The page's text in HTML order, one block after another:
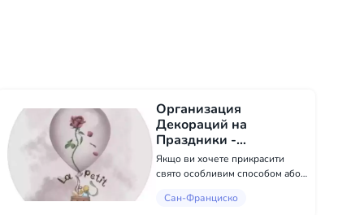
Организация
Декораций на
Праздники -
Організація заходів в
Сан-Франциско
Якщо ви хочете прикрасити
свято особливим способом або
радістю допоможу! Ваші
Сан-Франциско